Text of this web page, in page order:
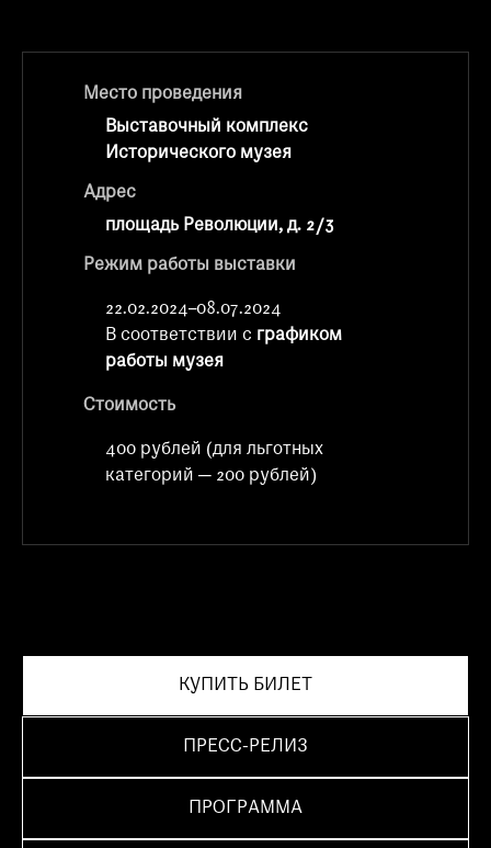
Место проведения
Выставочный комплекс
Исторического музея
Адрес
площадь Революции, д. 2/3
Режим работы выставки
22.02.2024–08.07.2024
В соответствии с графиком
работы музея
Стоимость
400 рублей (для льготных
категорий — 200 рублей)
КУПИТЬ БИЛЕТ
ПРЕСС-РЕЛИЗ
ПРОГРАММА